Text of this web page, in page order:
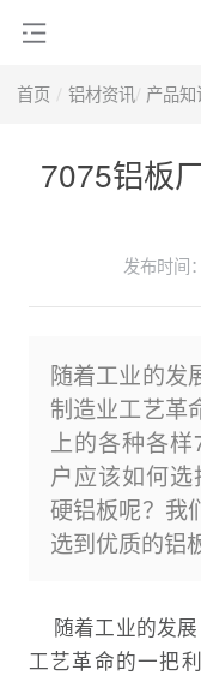
首页 铝材资讯 产品知
7075铝板
发布时间
随着工业的发
制造业工艺革
上的各种各
户应该如何
硬铝板呢？我
选到优质的铝
随着工业的发展
工艺革命的一把